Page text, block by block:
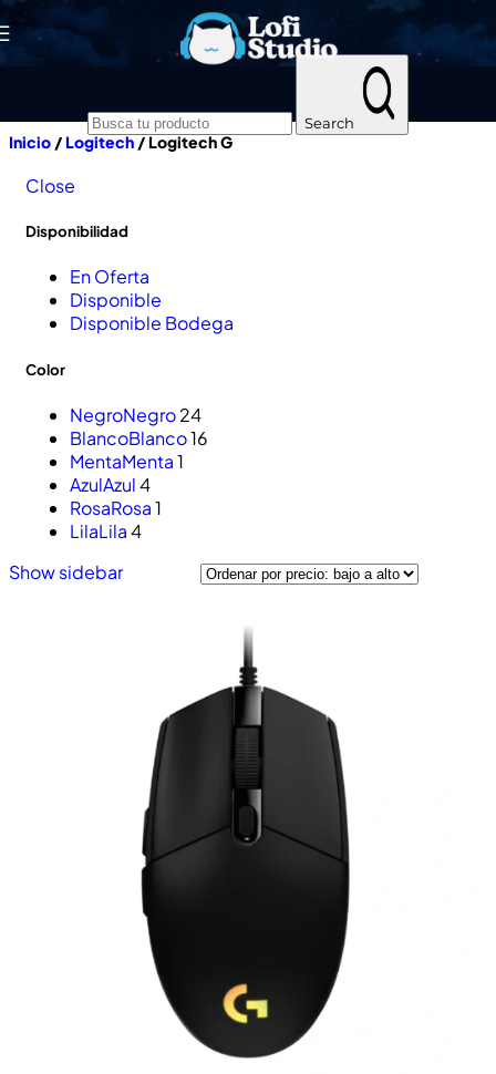
Skip to navigation Skip to main content
Search
Inicio / Logitech/Logitech G
Close
Disponibilidad
En Oferta
Disponible
Disponible Bodega
Color
NegroNegro24
BlancoBlanco16
MentaMenta1
AzulAzul4
RosaRosa1
LilaLila4
Show sidebar